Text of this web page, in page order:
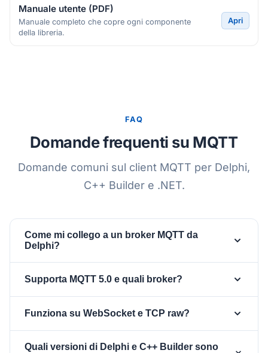
Manuale utente (PDF)
Manuale completo che copre ogni componente
della libreria.
Apri
FAQ
Domande frequenti su MQTT
Domande comuni sul client MQTT per Delphi,
C++ Builder e .NET.
Come mi collego a un broker MQTT da
Delphi?
assegna alla sua proprietàClientun
(per MQTT su
WebSocket) oppure usa il trasporto MQTT TCP
nativo, imposta Authentication, collega
OnMQTTConnect e OnMQTTPublish, poi chiama
Supporta MQTT 5.0 e quali broker?
MQTT 5.0, inclusi topic alias, shared subscription,
request/response, enhanced auth e l'intera
superficie delle proprietà di MQTT 5. È verificato
Funziona su WebSocket e TCP raw?
Quali versioni di Delphi e C++ Builder sono